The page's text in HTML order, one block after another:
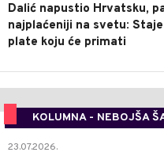
Dalić napustio Hrvatsku,
najplaćeniji na svetu:
plate koju će primati
KOLUMNA - NEBOJŠA
23.07.2026.